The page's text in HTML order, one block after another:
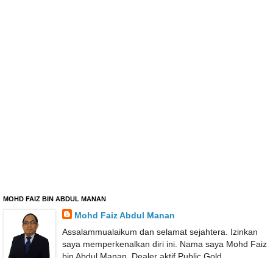
MOHD FAIZ BIN ABDUL MANAN
Mohd Faiz Abdul Manan
Assalammualaikum dan selamat sejahtera. Izinkan
saya memperkenalkan diri ini. Nama saya Mohd Faiz